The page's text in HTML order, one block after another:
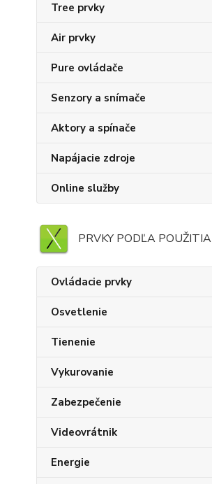
Tree prvky
Air prvky
Pure ovládače
Senzory a snímače
Aktory a spínače
Napájacie zdroje
Online služby
PRVKY PODĽA POUŽITIA
Ovládacie prvky
Osvetlenie
Tienenie
Vykurovanie
Zabezpečenie
Videovrátnik
Energie